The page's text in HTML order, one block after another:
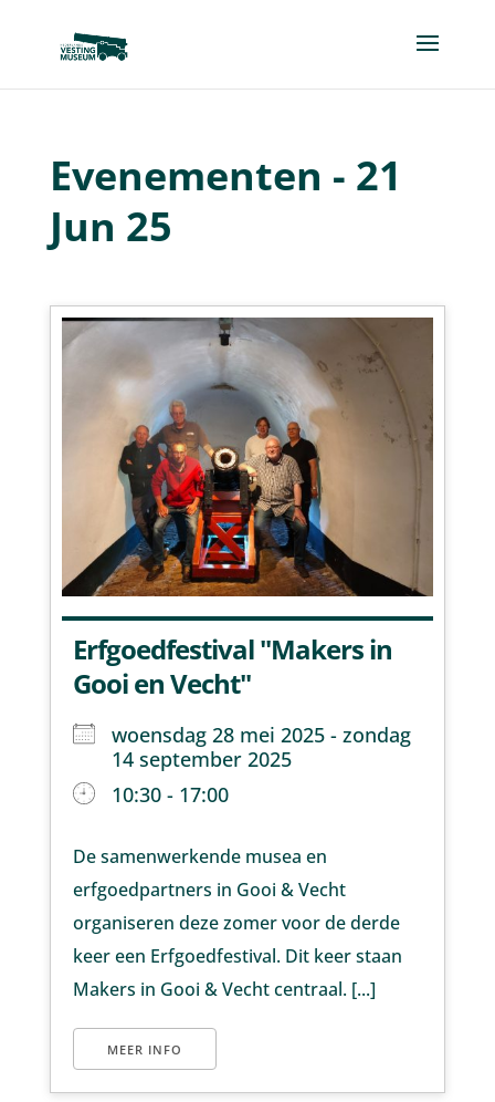
Evenementen - 21
Jun 25
Erfgoedfestival "Makers in
Gooi en Vecht"
woensdag 28 mei 2025 - zondag
14 september 2025
10:30 - 17:00
De samenwerkende musea en
erfgoedpartners in Gooi & Vecht
organiseren deze zomer voor de derde
keer een Erfgoedfestival. Dit keer staan
Makers in Gooi & Vecht centraal. [...]
MEER INFO